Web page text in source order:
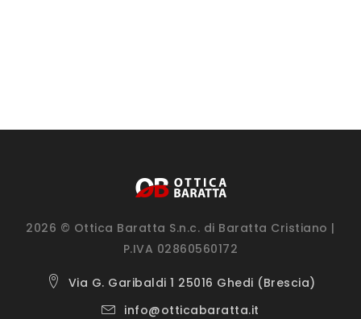
2026 © Ottica Baratta S.n.c. di Baratta Cristiano |
P.IVA 02860560172
Via G. Garibaldi 1 25016 Ghedi (Brescia)
info@otticabaratta.it